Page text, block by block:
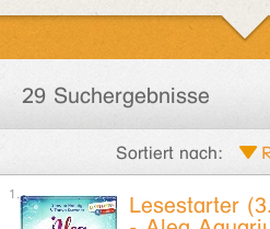
29 Suchergebnisse
Sortiert nach:
Lesestarter